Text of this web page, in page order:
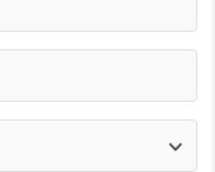
expand_more